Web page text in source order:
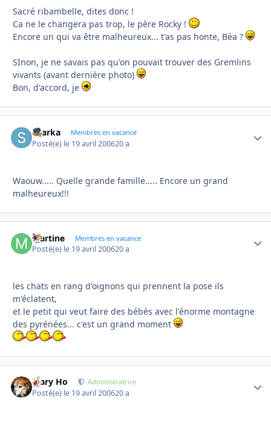
Sacré ribambelle, dites donc !
Ca ne le changera pas trop, le père Rocky !
Encore un qui va être malheureux... t'as pas honte, Béa ?
SInon, je ne savais pas qu'on pouvait trouver des Gremlins
vivants (avant dernière photo)
Bon, d'accord, je
sharka Membres en vacance
Posté(e) le 19 avril 200620 a
Waouw..... Quelle grande famille..... Encore un grand
malheureux!!!
Martine Membres en vacance
Posté(e) le 19 avril 200620 a
les chats en rang d'oignons qui prennent la pose ils
m'éclatent,
et le petit qui veut faire des bébés avec l'énorme montagne
des pyrénées... c'est un grand moment
Mary Ho Administratrice
Posté(e) le 19 avril 200620 a